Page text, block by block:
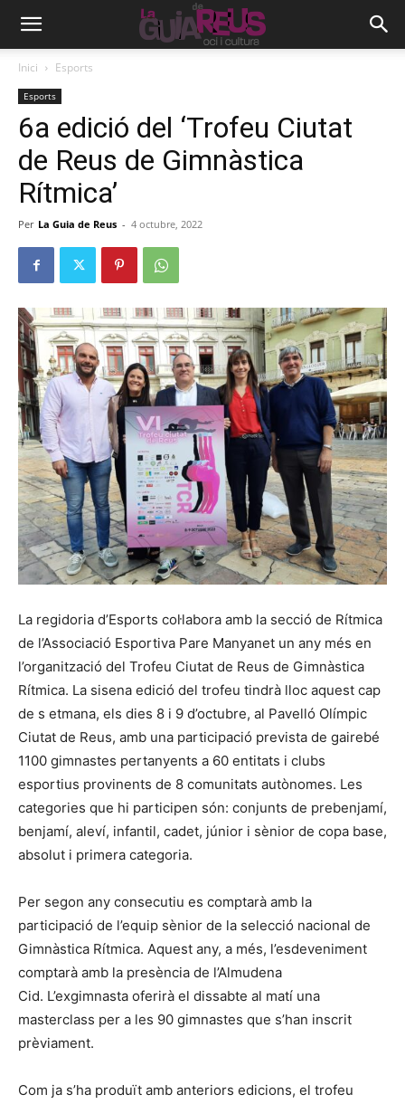
Inici Esports
Esports
6a edició del ‘Trofeu Ciutat
de Reus de Gimnàstica
Rítmica’
Per La Guia de Reus - 4 octubre, 2022
La regidoria d’Esports col·labora amb la secció de Rítmica
de l’Associació Esportiva Pare Manyanet un any més en
l’organització del Trofeu Ciutat de Reus de Gimnàstica
Rítmica. La sisena edició del trofeu tindrà lloc aquest cap
de s etmana, els dies 8 i 9 d’octubre, al Pavelló Olímpic
Ciutat de Reus, amb una participació prevista de gairebé
1100 gimnastes pertanyents a 60 entitats i clubs
esportius provinents de 8 comunitats autònomes. Les
categories que hi participen són: conjunts de prebenjamí,
benjamí, aleví, infantil, cadet, júnior i sènior de copa base,
absolut i primera categoria.
Per segon any consecutiu es comptarà amb la
participació de l’equip sènior de la selecció nacional de
Gimnàstica Rítmica. Aquest any, a més, l’esdeveniment
comptarà amb la presència de l’Almudena
Cid. L’exgimnasta oferirà el dissabte al matí una
masterclass per a les 90 gimnastes que s’han inscrit
prèviament.
Com ja s’ha produït amb anteriors edicions, el trofeu